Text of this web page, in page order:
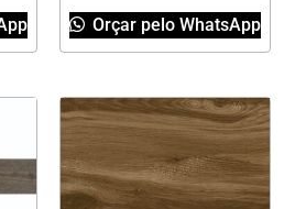
Orçar pelo WhatsApp